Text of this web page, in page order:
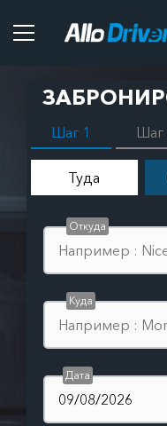
Шаг 1 Шаг
Туда
Откуда
Куда
Дата